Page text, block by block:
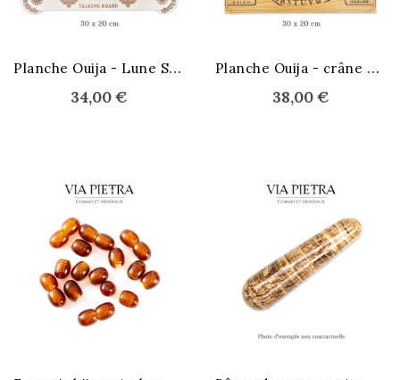
P
lanche Ouija - Lune Soleil
34,00 €
P
lanche Ouija - crâne de Bélier
38,00 €